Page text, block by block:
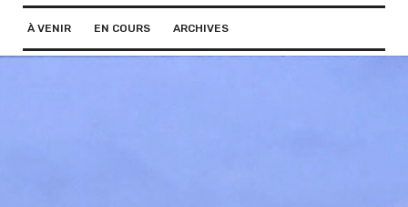
À VENIR EN COURS ARCHIVES